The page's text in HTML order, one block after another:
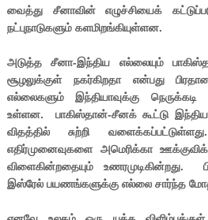
வைத்து சீனாவின் எழுச்சியைக்
நட்புநாடுகளும் களமிறங்கியுள்ளன.
அடுத்த சீனா-இந்திய எல்லையும்
சூழலுக்குள் நகர்கிறதா என்பது
எல்லைகளும் இந்தியாவுக்கு
உள்ளன. பாகிஸ்தான்-சீனக் கூட்டு
விதத்தில் சுற்றி
எதிர்முனைவுகளை அமெரிக்கா
விளைகின்றதையும் உணரமுடிகின்றது.
இஸ்ரேல் பயணங்களுக்கு எல்லை சார்ந்த